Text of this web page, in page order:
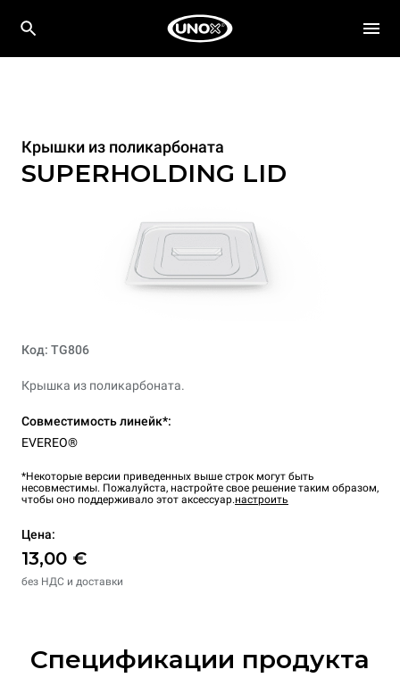
Крышки из поликарбоната
SUPERHOLDING LID
Код: TG806
Крышка из поликарбоната.
Совместимость линейк*:
EVEREO®
*Некоторые версии приведенных выше строк могут быть
несовместимы. Пожалуйста, настройте свое решение таким образом,
чтобы оно поддерживало этот аксессуар.настроить
Цена:
13,00 €
без НДС и доставки
Спецификации продукта